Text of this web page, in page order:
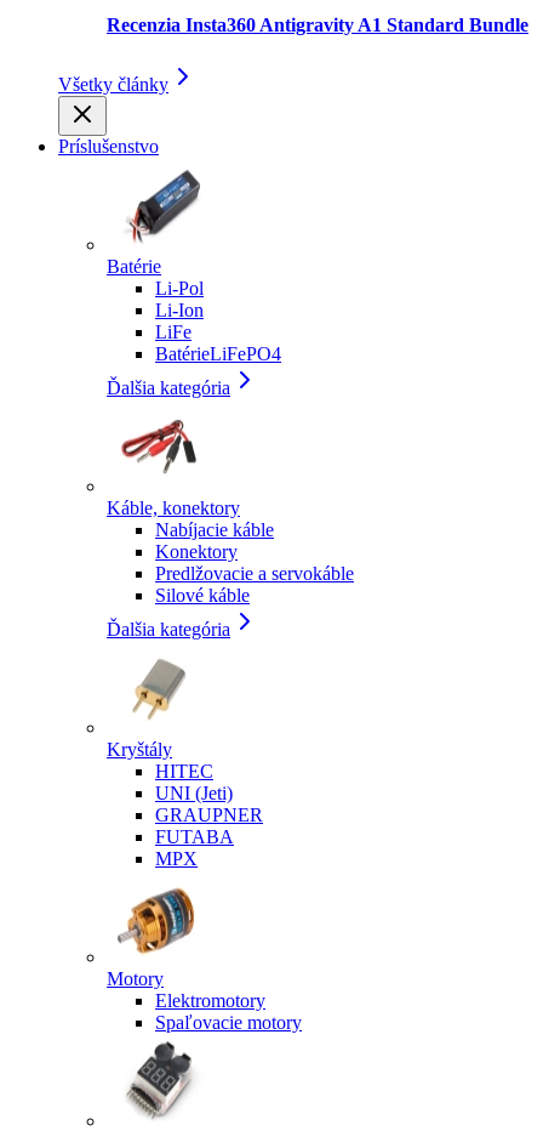
Recenzia Insta360 Antigravity A1 Standard Bundle
Všetky články
Príslušenstvo
Batérie
Li-Pol
Li-Ion
LiFe
BatérieLiFePO4
Ďalšia kategória
Káble, konektory
Nabíjacie káble
Konektory
Predlžovacie a servokáble
Silové káble
Ďalšia kategória
Kryštály
HITEC
UNI (Jeti)
GRAUPNER
FUTABA
MPX
Motory
Elektromotory
Spaľovacie motory